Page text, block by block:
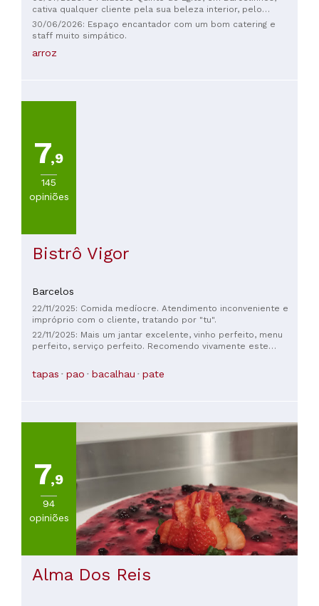
cativa qualquer cliente pela sua beleza interior, pelo
excelente serviço e pela excelência das iguarias.
30/06/2026: Espaço encantador com um bom catering e
staff muito simpático.
arroz
7,9
145
opiniões
Bistrô Vigor
Barcelos
22/11/2025: Comida medíocre. Atendimento inconveniente e
impróprio com o cliente, tratando por "tu".
22/11/2025: Mais um jantar excelente, vinho perfeito, menu
perfeito, serviço perfeito. Recomendo vivamente este
alguma, é verdadeiramente magnífico.
tapas pao bacalhau pate
7,9
94
opiniões
Alma Dos Reis